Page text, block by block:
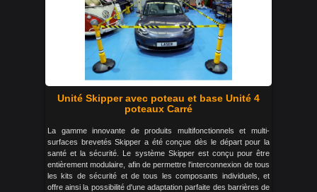
Unité Skipper avec poteau et base Unité 4
poteaux Carré
La gamme innovante de produits multifonctionnels et multi-
surfaces brevetés Skipper a été conçue dès le départ pour la
santé et la sécurité. Le système Skipper est conçu pour être
entièrement modulaire, afin de permettre l'interconnexion de tous
les kits de sécurité et de tous les composants individuels, et
offre ainsi la possibilité d'une adaptation parfaite des barrières de